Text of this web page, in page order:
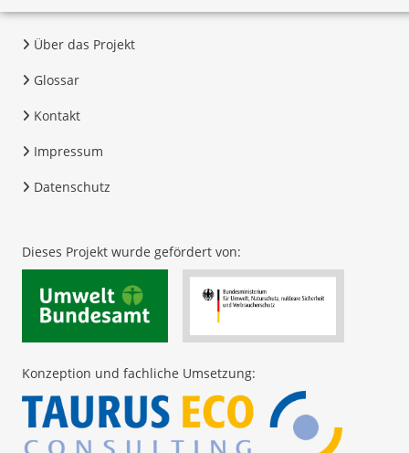
Über das Projekt
Glossar
Kontakt
Impressum
Datenschutz
Dieses Projekt wurde gefördert von:
Konzeption und fachliche Umsetzung: